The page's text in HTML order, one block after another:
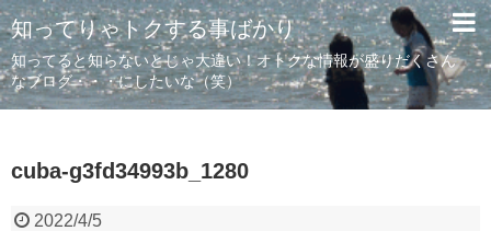
知ってりゃトクする事ばかり
知ってると知らないとじゃ大違い！オトクな情報が盛りだくさん
なブログ・・・にしたいな（笑）
cuba-g3fd34993b_1280
2022/4/5